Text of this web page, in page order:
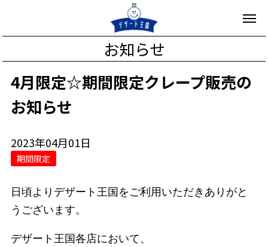
お知らせ
4月限定☆期間限定クレープ販売の
お知らせ
2023年04月01日
期間限定
日頃よりデザート王国をご利用いただきありがと
うございます。
デザート王国各店において、